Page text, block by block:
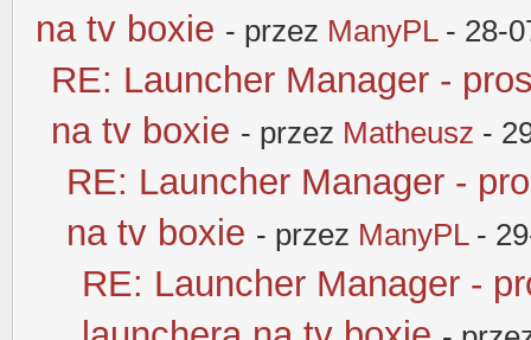
na tv boxie - przez ManyPL- 28-
RE: Launcher Manager -
na tv boxie - przez Matheusz -
RE: Launcher Manager -
na tv boxie - przez ManyPL-
RE: Launcher Manager -